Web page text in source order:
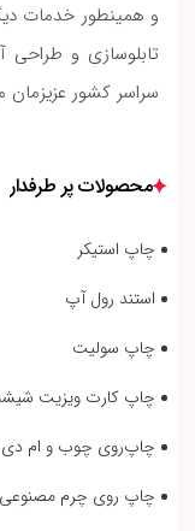
و همینطور خدمات
تابلوسازی و طراحی
سراسر کشور عزیزمان
محصولات پر طرفدار
چاپ استیکر
استند رول آپ
چاپ سولیت
چاپ کارت ویزیت
چاپ‌روی چوب و ام
چاپ روی چرم مصنوعی